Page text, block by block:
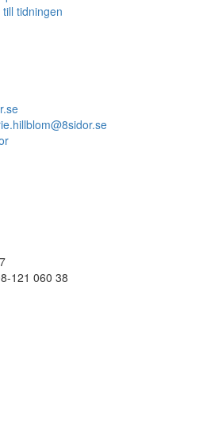
tidningen
121 060 38